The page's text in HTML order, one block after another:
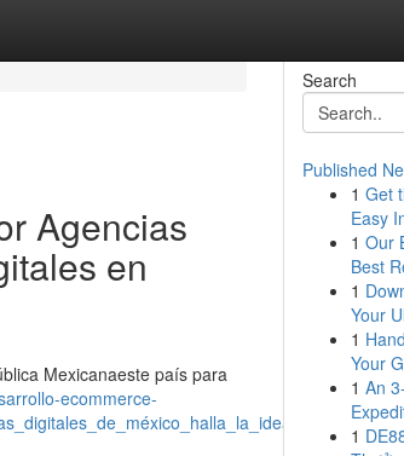
Agencias
en
Mexicanaeste país para
ecommerce-
Search
Published
1 Get
Easy
1 Our
Best
1
Your
1
Your
1 An
1